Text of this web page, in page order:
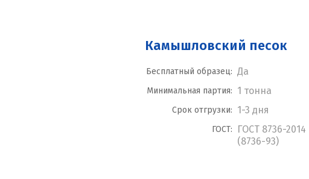
Камышловский песок
Бесплатный образец: Да
Минимальная партия: 1 тонна
Срок отгрузки: 1-3 дня
ГОСТ:
ГОСТ 8736-2014
(8736-93)